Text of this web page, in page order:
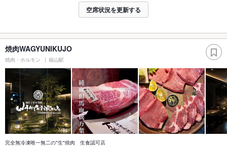
空席状況を更新する
焼肉WAGYUNIKUJO
焼肉・ホルモン 福山駅
完全無冷凍唯一無二の"生"焼肉 生食認可店